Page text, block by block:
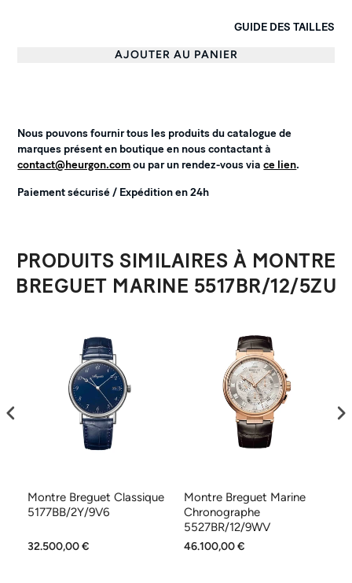
GUIDE DES TAILLES
AJOUTER AU PANIER
Nous pouvons fournir tous les produits du catalogue de
marques présent en boutique en nous contactant à
contact@heurgon.comou par un rendez-vous viace lien.
Paiement sécurisé / Expédition en 24h
PRODUITS SIMILAIRES À MONTRE
BREGUET MARINE 5517BR/12/5ZU
Montre Breguet Classique
5177BB/2Y/9V6
32.500,00 €
Montre Breguet Marine
Chronographe
5527BR/12/9WV
46.100,00 €